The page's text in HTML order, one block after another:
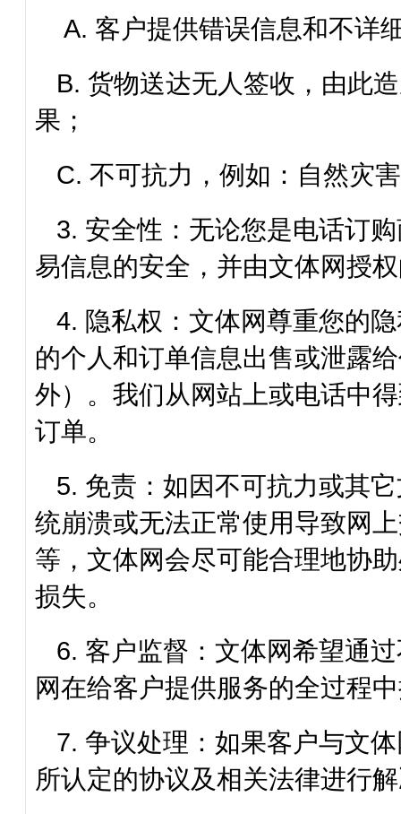
A. 客户提供错误信息和不详
B. 货物送达无人签收，由此
果；
C. 不可抗力，例如：自然灾
3. 安全性：无论您是电话订
易信息的安全，并由文体网授
4. 隐私权： 文体网尊重您的
的个人和订单信息出售或泄露
外）。我们从网站上或电话中
订单。
5. 免责：如因不可抗力或其它
统崩溃或无法正常使用导致网
等， 文体网会尽可能合理地协
损失。
6. 客户监督：文体网希望通
网在给客户提供服务的全过程
7. 争议处理：如果客户与文
所认定的协议及相关法律进行